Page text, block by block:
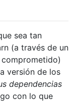
sea tan
(a través de un
versión de los
dependencias
con lo que